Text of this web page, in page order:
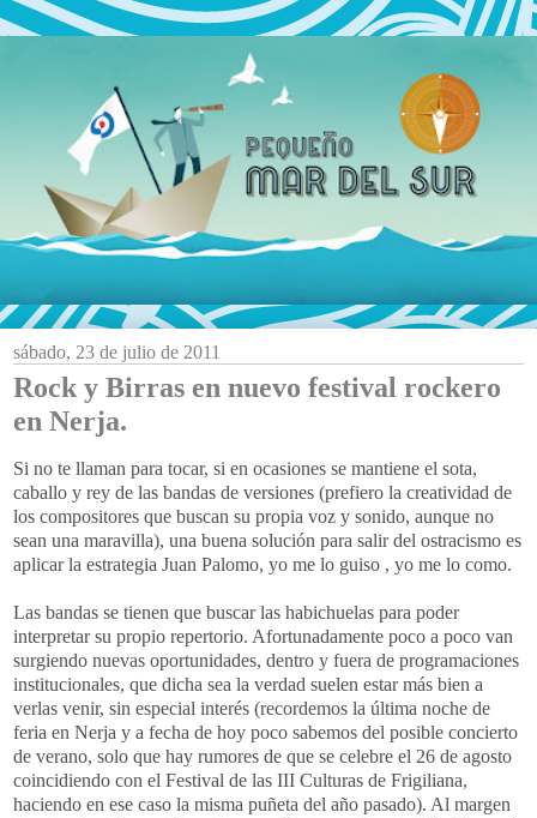
sábado, 23 de julio de 2011
Rock y Birras en nuevo festival rockero
en Nerja.
Si no te llaman para tocar, si en ocasiones se mantiene el sota,
caballo y rey de las bandas de versiones (prefiero la creatividad de
los compositores que buscan su propia voz y sonido, aunque no
sean una maravilla), una buena solución para salir del ostracismo es
aplicar la estrategia Juan Palomo, yo me lo guiso , yo me lo como.
Las bandas se tienen que buscar las habichuelas para poder
interpretar su propio repertorio. Afortunadamente poco a poco van
surgiendo nuevas oportunidades, dentro y fuera de programaciones
institucionales, que dicha sea la verdad suelen estar más bien a
verlas venir, sin especial interés (recordemos la última noche de
feria en Nerja y a fecha de hoy poco sabemos del posible concierto
de verano, solo que hay rumores de que se celebre el 26 de agosto
coincidiendo con el Festival de las III Culturas de Frigiliana,
haciendo en ese caso la misma puñeta del año pasado). Al margen